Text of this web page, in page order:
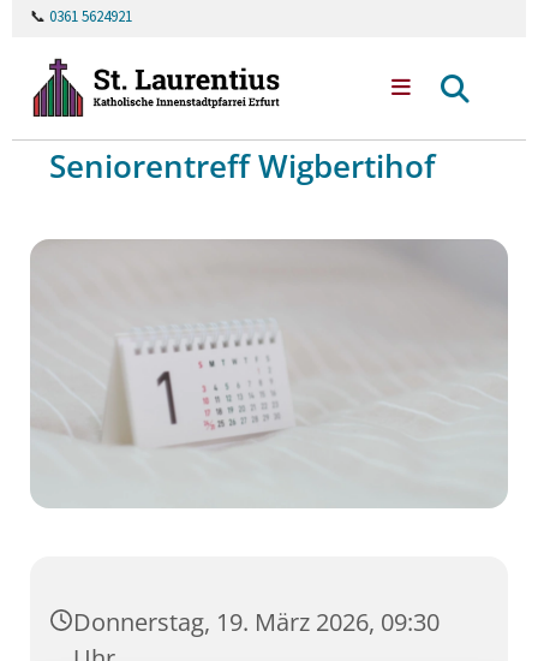
📞 0361 5624921
Seniorentreff Wigbertihof
Donnerstag, 19. März 2026, 09:30